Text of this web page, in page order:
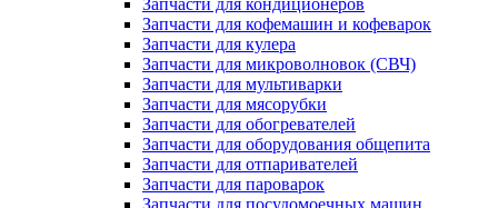
Запчасти для кондиционеров
Запчасти для кофемашин и кофеварок
Запчасти для кулера
Запчасти для микроволновок (СВЧ)
Запчасти для мультиварки
Запчасти для мясорубки
Запчасти для обогревателей
Запчасти для оборудования общепита
Запчасти для отпаривателей
Запчасти для пароварок
Запчасти для посудомоечных машин